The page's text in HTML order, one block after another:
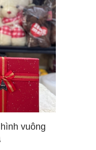
vuông